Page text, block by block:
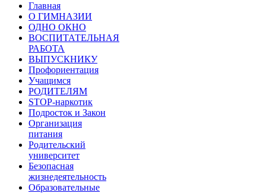
Главная
О ГИМНАЗИИ
ОДНО ОКНО
ВОСПИТАТЕЛЬНАЯ
РАБОТА
ВЫПУСКНИКУ
Профориентация
Учащимся
РОДИТЕЛЯМ
STOP-наркотик
Подросток и Закон
Организация
питания
Родительский
университет
Безопасная
жизнедеятельность
Образовательные